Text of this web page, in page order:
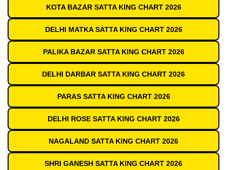
KOTA BAZAR SATTA KING CHART 2026
DELHI MATKA SATTA KING CHART 2026
PALIKA BAZAR SATTA KING CHART 2026
DELHI DARBAR SATTA KING CHART 2026
PARAS SATTA KING CHART 2026
DELHI ROSE SATTA KING CHART 2026
NAGALAND SATTA KING CHART 2026
SHRI GANESH SATTA KING CHART 2026